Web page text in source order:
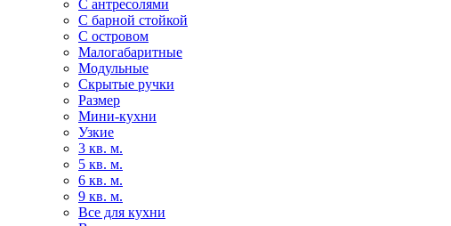
С антресолями
С барной стойкой
С островом
Малогабаритные
Модульные
Скрытые ручки
Размер
Мини-кухни
Узкие
3 кв. м.
5 кв. м.
6 кв. м.
9 кв. м.
Все для кухни